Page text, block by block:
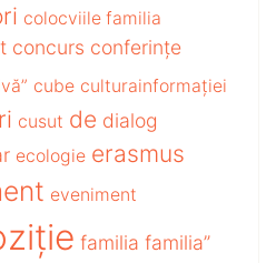
colocviile familia
concurs conferințe
cube culturainformației
cusut de dialog
ecologie erasmus
eveniment
familia familia”